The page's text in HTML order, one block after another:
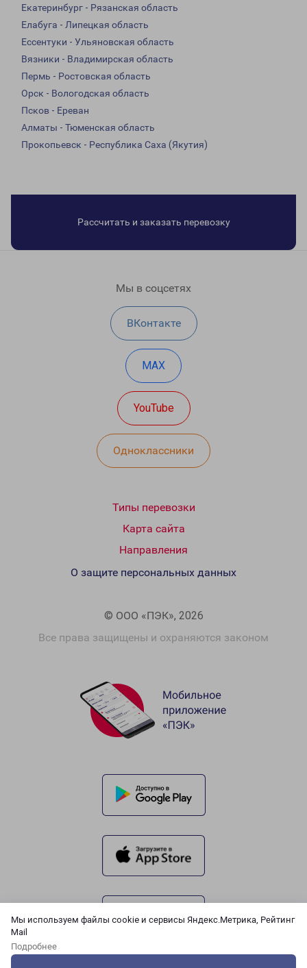
Мы используем файлы cookie и сервисы Яндекс.Метрика, Рейтинг
Mail
Подробнее
Екатеринбург - Рязанская область
Елабуга - Липецкая область
Ессентуки - Ульяновская область
Вязники - Владимирская область
Пермь - Ростовская область
Орск - Вологодская область
Псков - Ереван
Алматы - Тюменская область
Прокопьевск - Республика Саха (Якутия)
Рассчитать и заказать перевозку
Мы в соцсетях
ВКонтакте
MAX
YouTube
Одноклассники
Типы перевозки
Карта сайта
Направления
© ООО «ПЭК», 2026
Все права защищены и охраняются законом
О защите персональных данных